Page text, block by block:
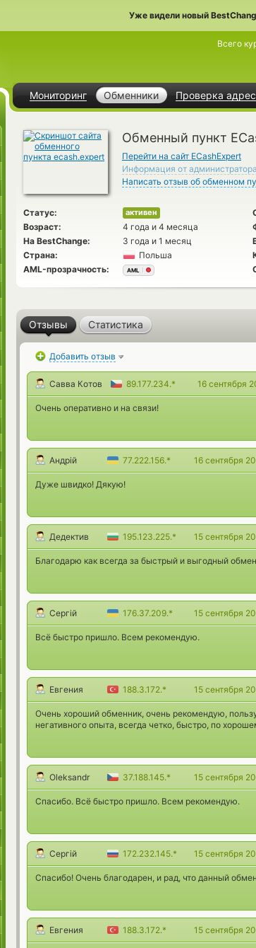
Уже видели новый
Мониторинг Обменники Проверка
Всего
Обменный пункт
Перейти на сайт ECashExpert
Информация от
Написать отзыв об обменном
Статус: активен
Возраст: 4 года и 4 месяца
На BestChange: 3 года и 1 месяц
Страна:
Польша
AML-прозрачность:
AML
Отзывы Статистика
Добавить отзыв
Савва Котов 89.177.234.* 16 сентября
Очень оперативно и на связи!
Андрій 77.222.156.* 16 сентября
Дуже швидко! Дякую!
Дедектив 195.123.225.* 15 сентября
Благодарю как всегда за быстрый и выгодный
Сергій 176.37.209.* 15 сентября
Всё быстро пришло. Всем рекомендую.
Евгения 188.3.172.* 15 сентября
Очень хороший обменник, очень рекомендую,
негативного опыта, всегда четко, быстро, по
Oleksandr 37.188.145.* 15 сентября
Спасибо. Всё быстро пришло. Всем рекомендую.
Сергій 172.232.145.* 15 сентября
Спасибо! Очень благодарен, и рад, что данный
Евгения 188.3.172.* 15 сентября